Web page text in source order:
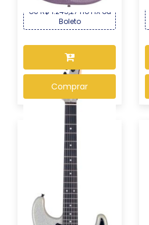
OU R$ 1.245,27 no PIX ou
Boleto
Comprar